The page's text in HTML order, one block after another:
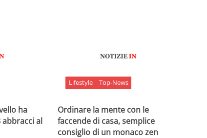
ha
al
Lifestyle Top-News
Ordinare la mente con le
faccende di casa, semplice
consiglio di un monaco zen